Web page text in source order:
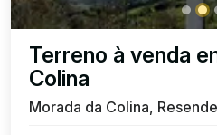
Terreno à venda
Colina
Morada da Colina,